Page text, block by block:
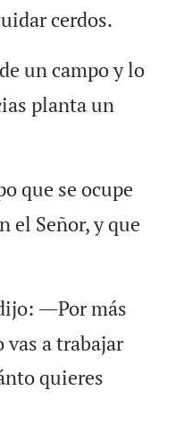
cerdos.
un campo y lo
planta un
que se ocupe
el Señor, y que
―Por más
vas a trabajar
quieres